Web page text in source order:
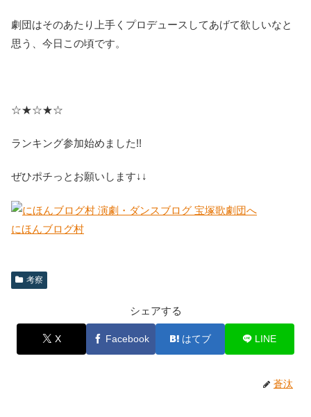
劇団はそのあたり上手くプロデュースしてあげて欲しいなと
思う、今日この頃です。
☆★☆★☆
ランキング参加始めました!!
ぜひポチっとお願いします↓↓
にほんブログ村
考察
シェアする
X Facebook はてブ LINE
蒼汰